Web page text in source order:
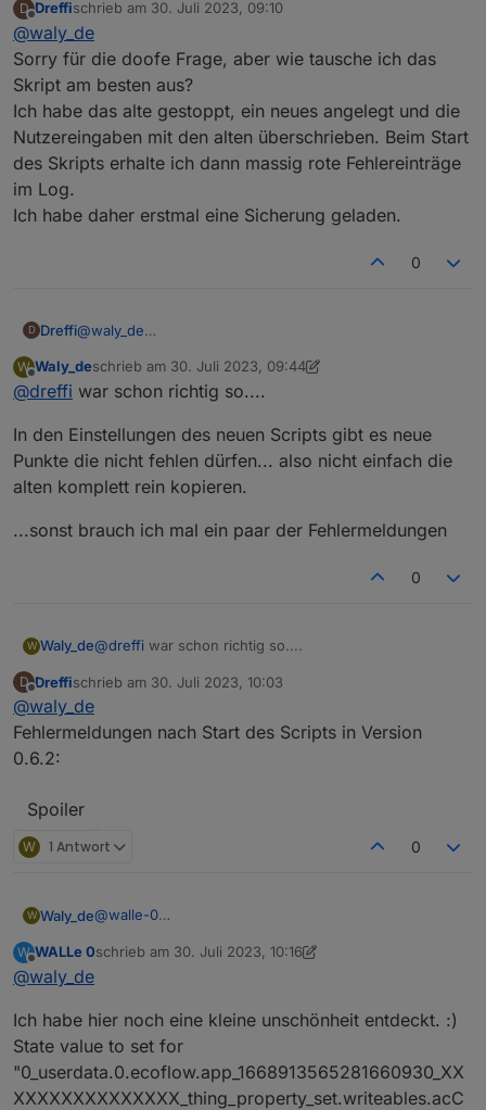
aufpassen, das nicht grade eine Bluetooth Verbindung
Zu dem State kann ich Dir nur dringend empfehlen die
die States haben sich, nachdem die
Originaldefinitionen von ecoflow eingebaut wurden
alle geändert. Aktuell steht der Wert in:
0_userdata.0.ecoflow.app_device_property_XXXXXXX
XXXXXXXXX.data.InverterHeartbeat.permanentWatts
D
Offline
Dreffischrieb am 30. Juli 2023, 09:10
zuletzt editiert von
@waly_de
Sorry für die doofe Frage, aber wie tausche ich das
Skript am besten aus?
Ich habe das alte gestoppt, ein neues angelegt und die
Nutzereingaben mit den alten überschrieben. Beim Start
des Skripts erhalte ich dann massig rote Fehlereinträge
im Log.
Ich habe daher erstmal eine Sicherung geladen.
0
D Dreffi@waly_de
Skript am besten aus?
Ich habe das alte gestoppt, ein neues angelegt und die
des Skripts erhalte ich dann massig rote Fehlereinträge
im Log.
W
Offline
Waly_deschrieb am 30. Juli 2023, 09:44
zuletzt editiert von Waly_de
@dreffi war schon richtig so....
In den Einstellungen des neuen Scripts gibt es neue
Punkte die nicht fehlen dürfen... also nicht einfach die
alten komplett rein kopieren.
...sonst brauch ich mal ein paar der Fehlermeldungen
0
W Waly_de@dreffi war schon richtig so....
In den Einstellungen des neuen Scripts gibt es neue
alten komplett rein kopieren.
...sonst brauch ich mal ein paar der Fehlermeldungen
D
Offline
Dreffischrieb am 30. Juli 2023, 10:03
zuletzt editiert von
@waly_de
Fehlermeldungen nach Start des Scripts in Version
0.6.2:
Spoiler
W 1 Antwort 0
W Waly_de@walle-0
W
Offline
WALLe 0schrieb am 30. Juli 2023, 10:16
zuletzt editiert von WALLe 0
@waly_de
Ich habe hier noch eine kleine unschönheit entdeckt. :)
State value to set for
"0_userdata.0.ecoflow.app_1668913565281660930_XX
XXXXXXXXXXXXXX_thing_property_set.writeables.acC